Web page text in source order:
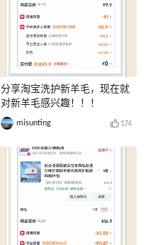
分享淘宝洗护新羊毛，现在就
对新羊毛感兴趣！！！
misunting 174